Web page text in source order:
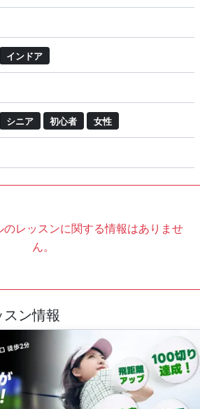
インドア
シニア 初心者 女性
のレッスンに関する情報はありませ
ん。
ン情報